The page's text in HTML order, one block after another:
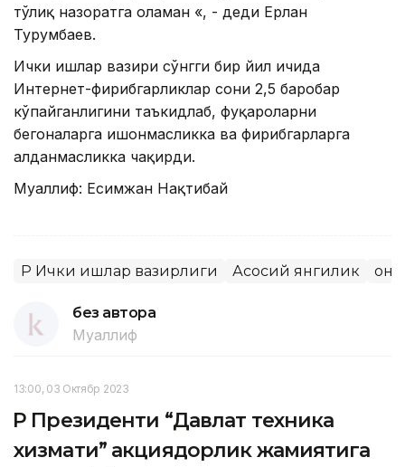
тўлиқ назоратга оламан «, - деди Ерлан
Турғумбаев.
Ички ишлар вазири сўнгги бир йил ичида
Интернет-фирибгарликлар сони 2,5 баробар
кўпайганлигини таъкидлаб, фуқароларни
бегоналарга ишонмасликка ва фирибгарларга
алданмасликка чақирди.
Муаллиф: Есимжан Нақтибай
ҚР Ички ишлар вазирлиги Асосий янгилик
без автора
Муаллиф
13:00, 03 Октябр 2023
ҚР Президенти “Давлат техника
хизмати” акциядорлик жамиятига